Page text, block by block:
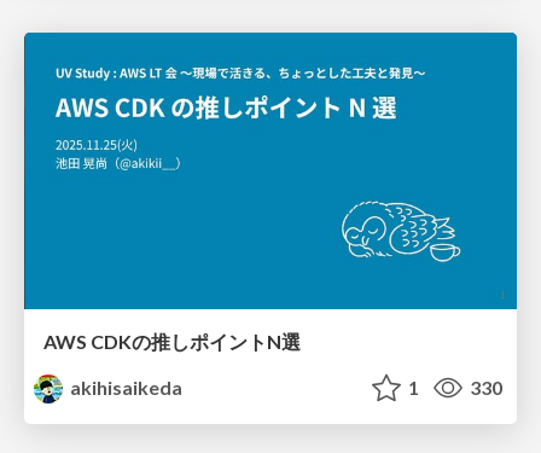
AWS CDKの推しポイントN選
akihisaikeda
1 330